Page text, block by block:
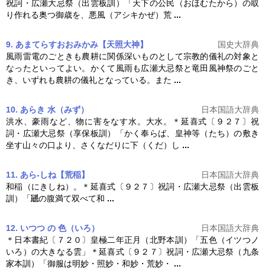
祝詞・広瀬大忌祭 （出雲板訓）「天下の公民（おほむたから）の取
り作れる奥つ御歳を、悪風（アシキかぜ）荒 ...
9. あまてらすおおみかみ【天照大神】
国史大辞典
風雨雷電のごときも農耕に関係深いものとして宗教的儀礼の対象と
なったといってよい。かくて風雨も広瀬大忌祭と竜田風神祭のごと
き、いずれも農耕の儀礼となっている。また ...
10. あらき 水（みず）
日本国語大辞典
洪水、豪雨など、物に害をなす水。大水。＊延喜式〔９２７〕祝
詞・広瀬大忌祭（享保板訓）「かく奉らば、皇神等（たち）の敷き
坐す山々の口より、さくなだりに下（くだ）し ...
11. あら‐しね【荒稲】
日本国語大辞典
和稲（にきしね）。＊延喜式〔９２７〕祝詞・広瀬大忌祭 （出雲板
訓）「
の腹満て双べて和 ...
12. いつつ の 色（いろ）
日本国語大辞典
＊日本書紀〔７２０〕皇極二年正月（北野本訓）「五色（イツつノ
いろ）の大きなる雲」＊延喜式〔９２７〕祝詞・広瀬大忌祭 （九条
家本訓）「御服は明妙・照妙・和妙・荒妙・ ...